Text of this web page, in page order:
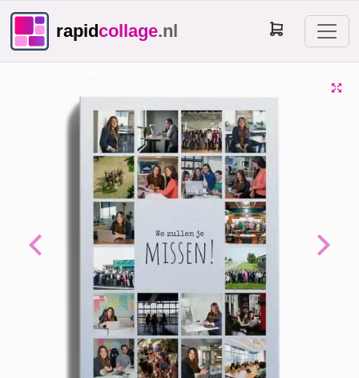
rapidcollage.nl
Previous Next